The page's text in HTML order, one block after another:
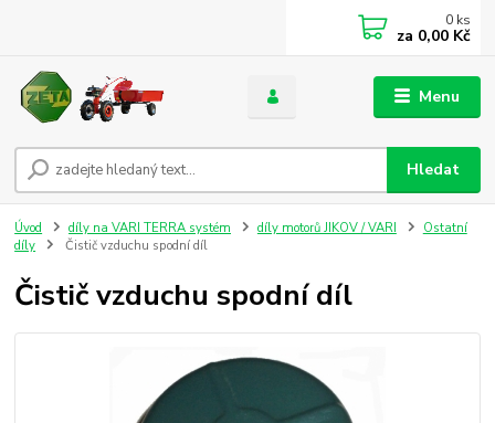
Menu
Hledat
0 ks
za 0,00 Kč
Úvod díly na VARI TERRA systém díly motorů JIKOV / VARI
Ostatní
díly
Čistič vzduchu spodní díl
Čistič vzduchu spodní díl